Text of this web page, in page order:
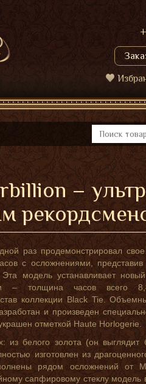
–
раз продемонстрировал свое
с осложнениями,
модель устанавливает
– толщина часов всего
коллекции Black Tie.
и произведен
отметкой Haute Horlogerie.
из белого золота (он
изготовлен из
рядом осложнений от
сапфировому стеклу модель